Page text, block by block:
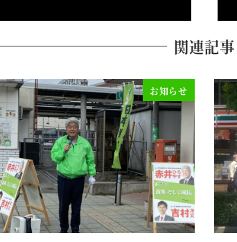
関連記事
お知らせ